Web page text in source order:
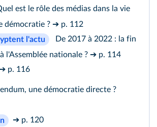
est le rôle des médias dans la vie
démocratie ? ➔ p. 112
l'actu
De 2017 à 2022 : la fin
l'Assemblée nationale ? ➔ p. 114
➔ p. 116
une démocratie directe ?
➔ p. 120